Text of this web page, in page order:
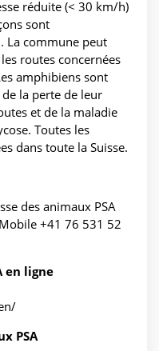
réduite (< 30 km/h)
sont
La commune peut
routes concernées
amphibiens sont
la perte de leur
et de la maladie
Toutes les
dans toute la Suisse.
des animaux PSA
+41 76 531 52
en ligne
PSA